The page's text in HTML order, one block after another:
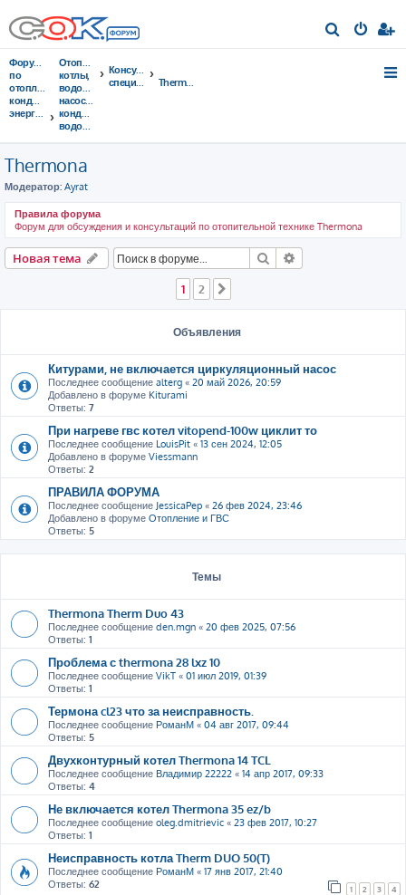
о
Форумы
по
отоплению,
кондиционированию,
энергосбережению
Отопительные
котлы,
водонагреватели,
насосы,
кондиционеры,
водоочистка...
Консультации
специалистов
Thermona
Thermona
Модератор: Ayrat
Правила форума
Форум для обсуждения и консультаций по отопительной технике Thermona
Новая тема Поиск
1 2
Объявления
Китурами, не включается циркуляционный насос
Последнее сообщение alterg « 20 май 2026, 20:59
Добавлено в форуме Kiturami
Ответы: 7
При нагреве гвс котел vitopend-100w циклит то
Последнее сообщение LouisPit « 13 сен 2024, 12:05
Добавлено в форуме Viessmann
Ответы: 2
ПРАВИЛА ФОРУМА
Последнее сообщение JessicaPep « 26 фев 2024, 23:46
Добавлено в форуме Отопление и ГВС
Ответы: 5
Темы
Thermona Therm Duo 43
Последнее сообщение den.mgn « 20 фев 2025, 07:56
Ответы: 1
Проблема с thermona 28 lxz 10
Последнее сообщение VikT « 01 июл 2019, 01:39
Ответы: 1
Термона cl23 что за неисправность.
Последнее сообщение РоманМ « 04 авг 2017, 09:44
Ответы: 5
Двухконтурный котел Thermona 14 TCL
Последнее сообщение Владимир 22222 « 14 апр 2017, 09:33
Ответы: 4
Не включается котел Thermona 35 ez/b
Последнее сообщение oleg.dmitrievic « 23 фев 2017, 10:27
Ответы: 1
Неисправность котла Therm DUO 50(T)
Последнее сообщение РоманМ « 17 янв 2017, 21:40
Ответы: 62 1 2 3 4